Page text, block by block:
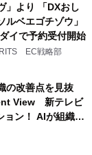
」より 「DXおし
ルベエゴチゾウ」
イで予約受付開始
EC戦略部
の改善点を見抜
View 新テレビ
ョン！ AIが組織の
務改善を支援。 藤
画公開 「もしAIが